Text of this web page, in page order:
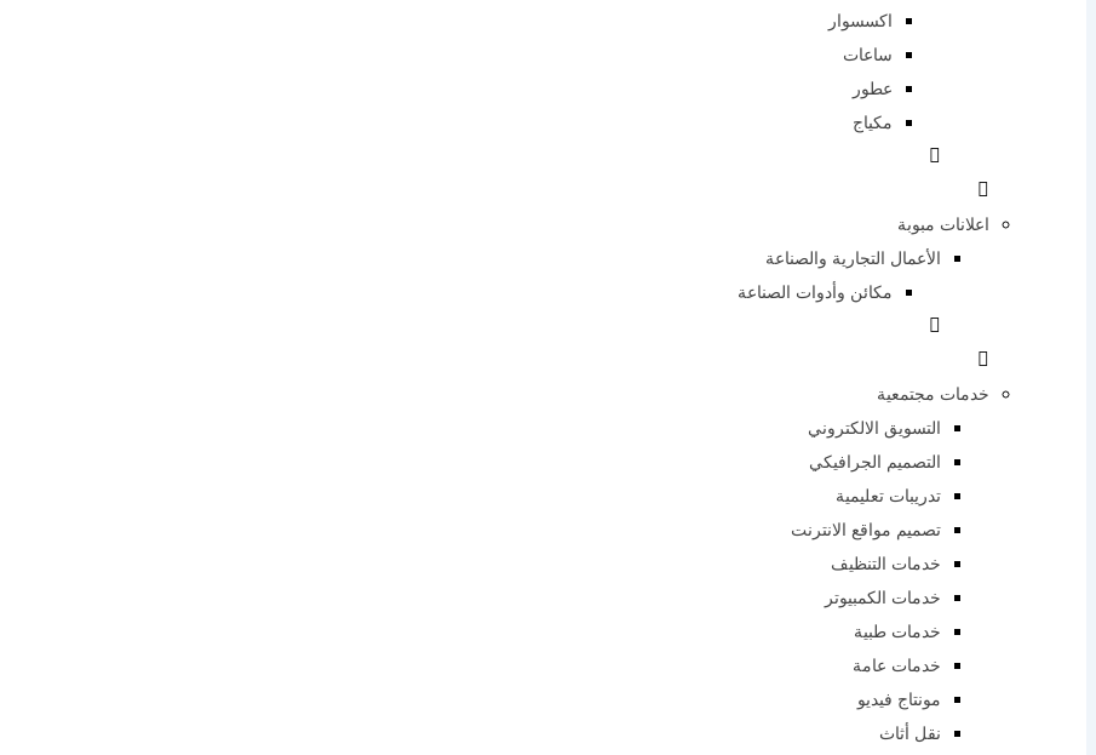
اكسسوار
ساعات
عطور
مكياج
اعلانات مبوبة
الأعمال التجارية والصناعة
مكائن ​​وأدوات الصناعة
خدمات مجتمعية
التسويق الالكتروني
التصميم الجرافيكي
تدريبات تعليمية
تصميم مواقع الانترنت
خدمات التنظيف
خدمات الكمبيوتر
خدمات طبية
خدمات عامة
مونتاج فيديو
نقل أثاث